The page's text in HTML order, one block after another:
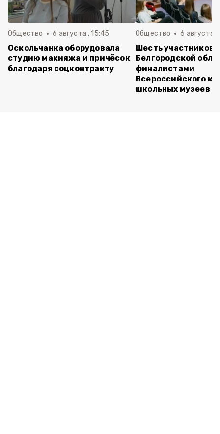
Общество 6 августа , 15:45
Оскольчанка оборудовала
студию макияжа и причёсок
благодаря соцконтракту
Общество 6 августа ,
Шесть участников
Белгородской
финалистами
Всероссийского
школьных музеев